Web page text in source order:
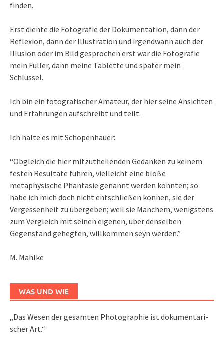
finden.
Erst diente die Fotografie der Dokumentation, dann der
Reflexion, dann der Illustration und irgendwann auch der
Illusion oder im Bild gesprochen erst war die Fotografie
mein Füller, dann meine Tablette und später mein
Schlüssel.
Ich bin ein fotografischer Amateur, der hier seine Ansichten
und Erfahrungen aufschreibt und teilt.
Ich halte es mit Schopenhauer:
“Obgleich die hier mitzutheilenden Gedanken zu keinem
festen Resultate führen, vielleicht eine bloße
metaphysische Phantasie genannt werden könnten; so
habe ich mich doch nicht entschließen können, sie der
Vergessenheit zu übergeben; weil sie Manchem, wenigstens
zum Vergleich mit seinen eigenen, über denselben
Gegenstand gehegten, willkommen seyn werden.”
M. Mahlke
WAS UND WIE
„Das We­sen der ge­sam­ten Pho­to­gra­phie ist do­ku­men­ta­ri­
scher Art.“